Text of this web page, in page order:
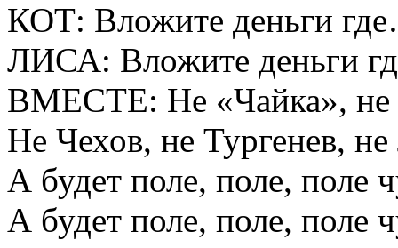
КОТ: Вложите деньги
ЛИСА: Вложите деньги
ВМЕСТЕ: Не «Чайка», не
Не Чехов, не Тургенев,
А будет поле, поле, поле
А будет поле, поле, поле